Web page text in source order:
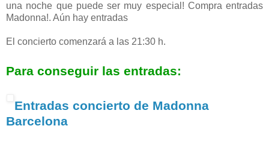
una noche que puede ser muy especial! Compra entradas
Madonna!. Aún hay entradas
El concierto comenzará a las 21:30 h.
Para conseguir las entradas:
Entradas concierto de Madonna
Barcelona